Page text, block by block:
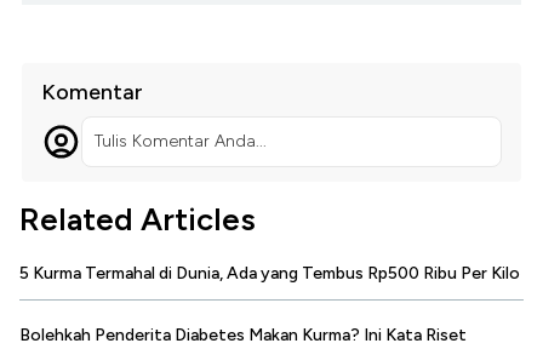
Komentar
Tulis Komentar Anda...
Related Articles
5 Kurma Termahal di Dunia, Ada yang Tembus Rp500 Ribu Per Kilo
Bolehkah Penderita Diabetes Makan Kurma? Ini Kata Riset